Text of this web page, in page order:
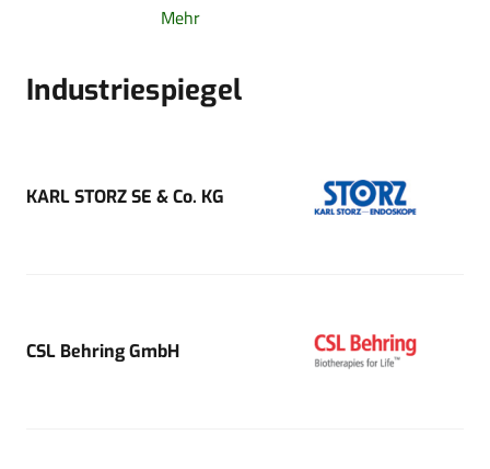
Mehr
Industriespiegel
KARL STORZ SE & Co. KG
CSL Behring GmbH